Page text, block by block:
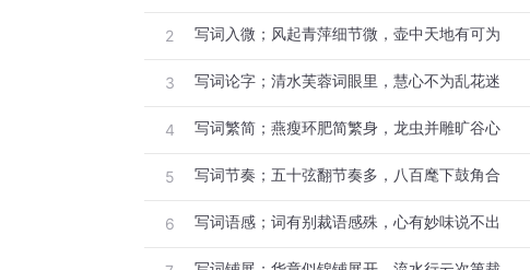
2 写词入微；风起青萍细节微，壶中天地有可为
3 写词论字；清水芙蓉词眼里，慧心不为乱花迷
4 写词繁简；燕瘦环肥简繁身，龙虫并雕旷谷心
5 写词节奏；五十弦翻节奏多，八百麾下鼓角合
6 写词语感；词有别裁语感殊，心有妙味说不出